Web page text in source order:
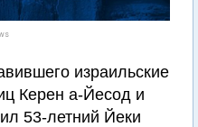
израильские
Керен а-Йесод и
53-летний Йеки